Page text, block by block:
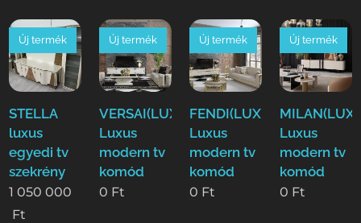
STELLA
luxus
egyedi tv
szekrény
Új termék
1 050 000
Ft
VERSAI(LUXE)
Luxus
modern tv
komód
Új termék
0 Ft
FENDI(LUXE)
Luxus
modern tv
komód
Új termék
0 Ft
Luxus
modern tv
komód
Új termék
0 Ft